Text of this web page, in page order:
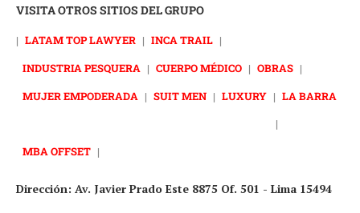
VISITA OTROS SITIOS DEL GRUPO
| LATAM TOP LAWYER | INCA TRAIL |
INDUSTRIA PESQUERA | CUERPO MÉDICO | OBRAS |
MUJER EMPODERADA | SUIT MEN | LUXURY | LA BARRA
|
MBA OFFSET |
Dirección: Av. Javier Prado Este 8875 Of. 501 - Lima 15494